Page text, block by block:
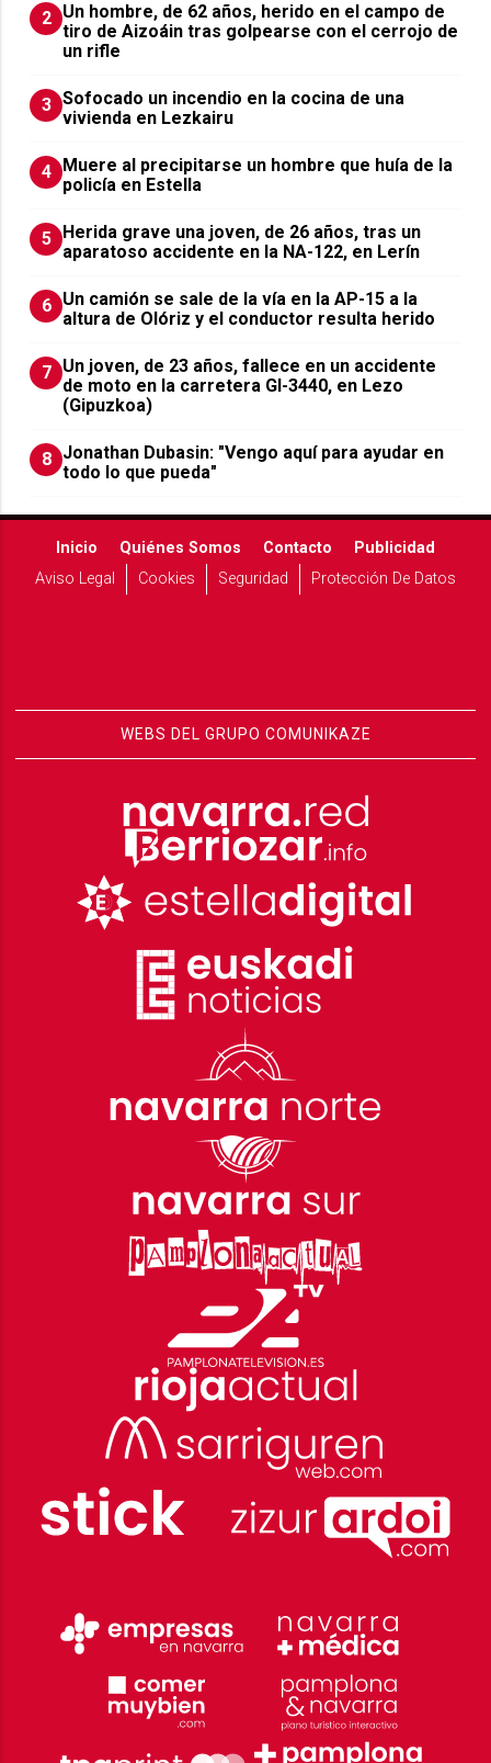
2 Un hombre, de 62 años, herido en el campo de
tiro de Aizoáin tras golpearse con el cerrojo de
un rifle
3 Sofocado un incendio en la cocina de una
vivienda en Lezkairu
4
Muere al precipitarse un hombre que huía de la
policía en Estella
5
Herida grave una joven, de 26 años, tras un
aparatoso accidente en la NA-122, en Lerín
6 Un camión se sale de la vía en la AP-15 a la
altura de Olóriz y el conductor resulta herido
7 Un joven, de 23 años, fallece en un accidente
de moto en la carretera GI-3440, en Lezo
(Gipuzkoa)
8 Jonathan Dubasin: "Vengo aquí para ayudar en
todo lo que pueda"
Inicio Quiénes Somos Contacto
Publicidad
Aviso Legal
Cookies Seguridad Protección De Datos
WEBS DEL GRUPO COMUNIKAZE